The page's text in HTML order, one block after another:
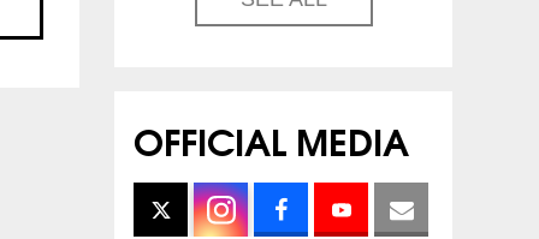
OFFICIAL MEDIA